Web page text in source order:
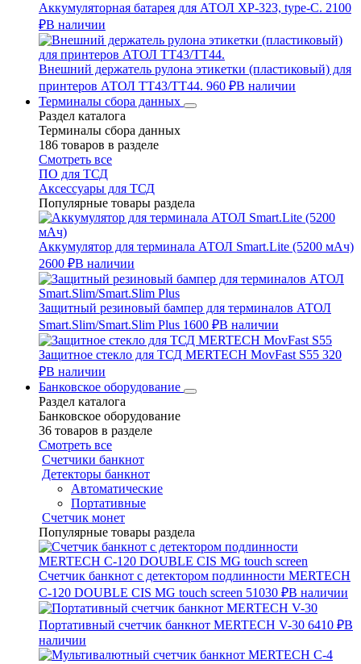
Аккумуляторная батарея для АТОЛ XP-323, type-C. 2100
₽В наличии
Внешний держатель рулона этикетки (пластиковый) для
принтеров АТОЛ TT43/TT44. 960 ₽В наличии
Терминалы сбора данных
Раздел каталога
Терминалы сбора данных
186 товаров в разделе
Смотреть все
ПО для ТСД
Аксессуары для ТСД
Популярные товары раздела
Аккумулятор для терминала АТОЛ Smart.Lite (5200 мАч)
2600 ₽В наличии
Защитный резиновый бампер для терминалов АТОЛ
Smart.Slim/Smart.Slim Plus 1600 ₽В наличии
Защитное стекло для ТСД MERTECH MovFast S55 320
₽В наличии
Банковское оборудование
Раздел каталога
Банковское оборудование
36 товаров в разделе
Смотреть все
Счетчики банкнот
Детекторы банкнот
Автоматические
Портативные
Счетчик монет
Популярные товары раздела
Счетчик банкнот с детектором подлинности MERTECH
C-120 DOUBLE CIS MG touch screen 51030 ₽В наличии
Портативный счетчик банкнот MERTECH V-30 6410 ₽В
наличии